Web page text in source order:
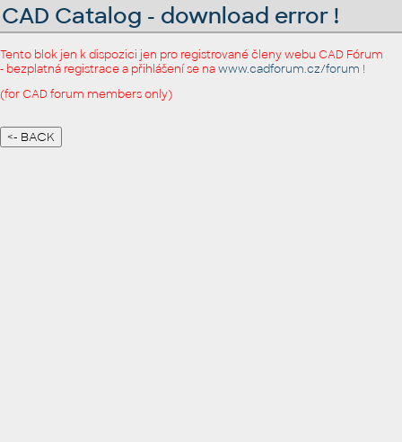
CAD Catalog - download error !
Tento blok jen k dispozici jen pro registrované členy webu CAD Fórum
- bezplatná registrace a přihlášení se nawww.cadforum.cz/forum !
(for CAD forum members only)